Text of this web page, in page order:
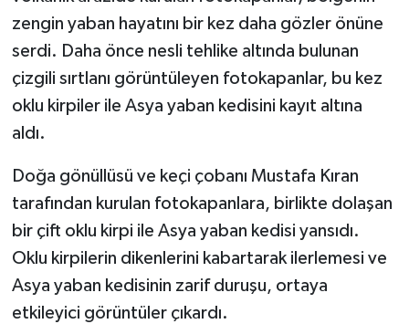
zengin yaban hayatını bir kez daha gözler önüne
serdi. Daha önce nesli tehlike altında bulunan
çizgili sırtlanı görüntüleyen fotokapanlar, bu kez
oklu kirpiler ile Asya yaban kedisini kayıt altına
aldı.
Doğa gönüllüsü ve keçi çobanı Mustafa Kıran
tarafından kurulan fotokapanlara, birlikte dolaşan
bir çift oklu kirpi ile Asya yaban kedisi yansıdı.
Oklu kirpilerin dikenlerini kabartarak ilerlemesi ve
Asya yaban kedisinin zarif duruşu, ortaya
etkileyici görüntüler çıkardı.